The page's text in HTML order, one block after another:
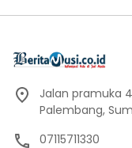
Jalan pramuka
Palembang,
07115711330